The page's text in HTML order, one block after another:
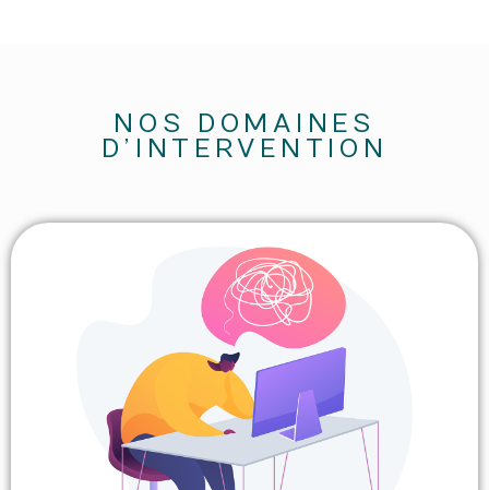
NOS DOMAINES
D’INTERVENTION